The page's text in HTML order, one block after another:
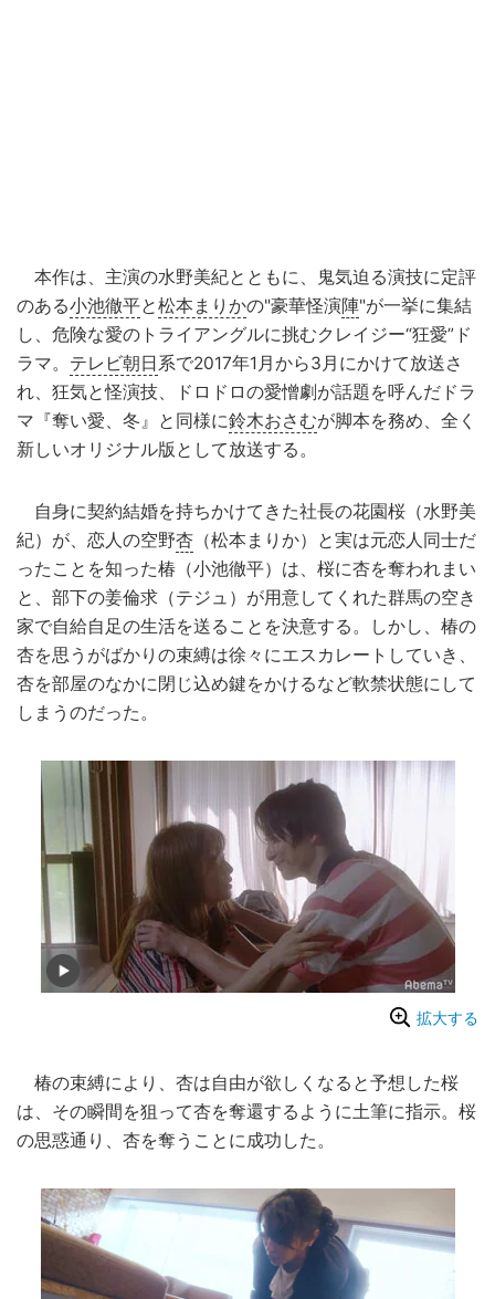
本作は、主演の水野美紀とともに、鬼気迫る演技に定評
のある小池徹平と松本まりかの"豪華怪演陣"が一挙に集結
し、危険な愛のトライアングルに挑むクレイジー“狂愛”ド
ラマ。 テレビ朝日系で2017年1月から3月にかけて放送さ
れ、狂気と怪演技、ドロドロの愛憎劇が話題を呼んだドラ
マ『奪い愛、冬』と同様に鈴木おさむが脚本を務め、全く
新しいオリジナル版として放送する。
自身に契約結婚を持ちかけてきた社長の花園桜（水野美
紀）が、恋人の空野杏 （松本まりか）と実は元恋人同士だ
ったことを知った椿（小池徹平）は、桜に杏を奪われまい
と、部下の姜倫求（テジュ）が用意してくれた群馬の空き
家で自給自足の生活を送ることを決意する。しかし、椿の
杏を思うがばかりの束縛は徐々にエスカレートしていき、
杏を部屋のなかに閉じ込め鍵をかけるなど軟禁状態にして
しまうのだった。
拡大する
椿の束縛により、杏は自由が欲しくなると予想した桜
は、その瞬間を狙って杏を奪還するように土筆に指示。桜
の思惑通り、杏を奪うことに成功した。